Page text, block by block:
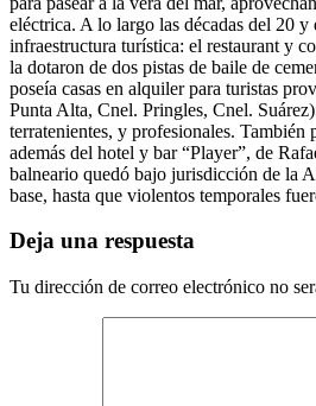
eléctrica. A lo largo las décadas del 20
infraestructura turística: el restaurant y
la dotaron de dos pistas de baile de
poseía casas en alquiler para turistas
Punta Alta, Cnel. Pringles, Cnel.
terratenientes, y profesionales. También
además del hotel y bar “Player”, de
balneario quedó bajo jurisdicción de la
base, hasta que violentos temporales
Deja una respuesta
Tu dirección de correo electrónico no